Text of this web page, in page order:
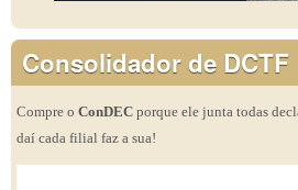
Consolidador de DCTF
Compre o ConDEC porque ele junta todas
daí cada filial faz a sua!